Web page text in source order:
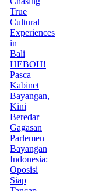
True
Cultural
Experiences
in
Bali
HEBOH!
Pasca
Kabinet
Bayangan,
Kini
Beredar
Gagasan
Parlemen
Bayangan
Indonesia:
Oposisi
Siap